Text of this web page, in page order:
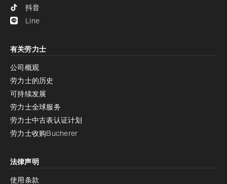
抖音
Line
有关劳力士
公司概观
劳力士的历史
可持续发展
劳力士全球服务
劳力士中古表认证计划
劳力士收购Bucherer
法律声明
使用条款